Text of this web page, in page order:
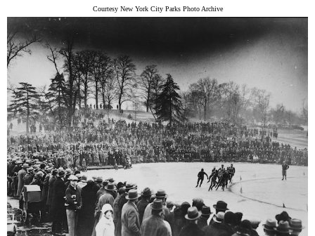
Courtesy New York City Parks Photo Archive